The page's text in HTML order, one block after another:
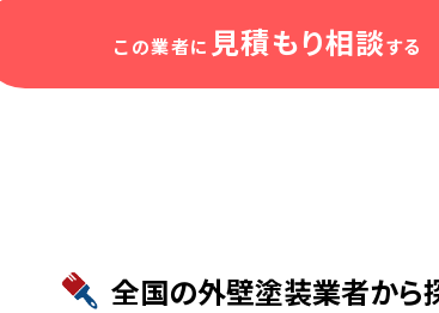
この業者に 見積もり相談する
全国の外壁塗装業者から